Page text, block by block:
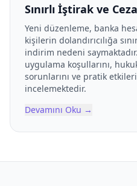
Sınırlı İştirak ve
Yeni düzenleme, banka
kişilerin dolandırıcılığa
indirim nedeni
uygulama koşullarını,
sorunlarını ve pratik
incelemektedir.
Devamını Oku →